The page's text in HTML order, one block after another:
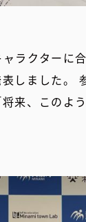
ラクターに
しました。
来、このよ